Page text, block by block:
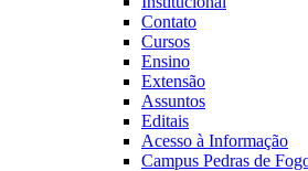
Contato
Cursos
Ensino
Extensão
Assuntos
Editais
Acesso à Informação
Campus Pedras de